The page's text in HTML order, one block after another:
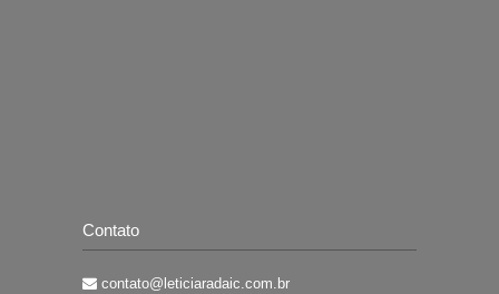
Contato
contato@leticiaradaic.com.br